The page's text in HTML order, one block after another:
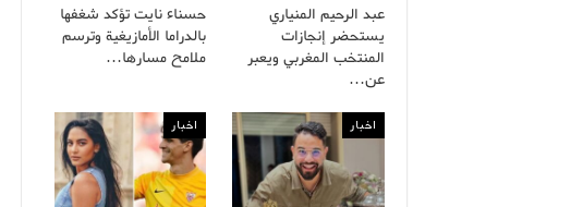
عبد الرحيم المنياري
يستحضر إنجازات
المنتخب المغربي ويعبر
عن…
حسناء نايت تؤكد شغفها
بالدراما الأمازيغية وترسم
ملامح مسارها…
اخبار اخبار